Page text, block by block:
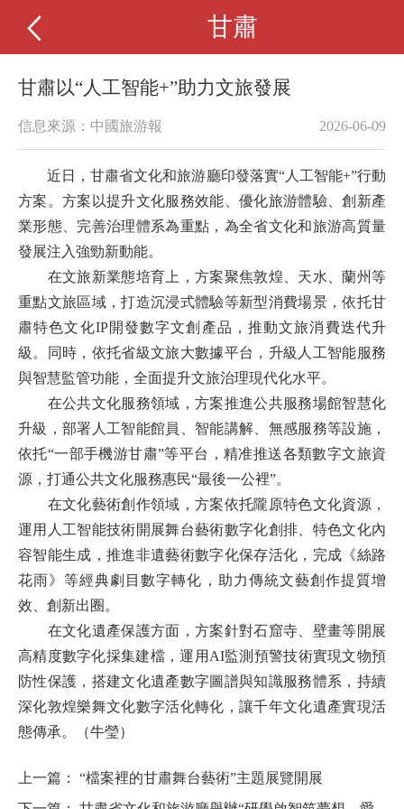
甘肅
甘肅以“人工智能+”助力文旅發展
信息來源：中國旅游報 2026-06-09
近日，甘肅省文化和旅游廳印發落實“人工智能+”行動
方案。方案以提升文化服務效能、優化旅游體驗、創新產
業形態、完善治理體系為重點，為全省文化和旅游高質量
發展注入強勁新動能。
在文旅新業態培育上，方案聚焦敦煌、天水、蘭州等
重點文旅區域，打造沉浸式體驗等新型消費場景，依托甘
肅特色文化IP開發數字文創產品，推動文旅消費迭代升
級。同時，依托省級文旅大數據平台，升級人工智能服務
與智慧監管功能，全面提升文旅治理現代化水平。
在公共文化服務領域，方案推進公共服務場館智慧化
升級，部署人工智能館員、智能講解、無感服務等設施，
依托“一部手機游甘肅”等平台，精准推送各類數字文旅資
源，打通公共文化服務惠民“最後一公裡”。
在文化藝術創作領域，方案依托隴原特色文化資源，
運用人工智能技術開展舞台藝術數字化創排、特色文化內
容智能生成，推進非遺藝術數字化保存活化，完成《絲路
花雨》等經典劇目數字轉化，助力傳統文藝創作提質增
效、創新出圈。
在文化遺產保護方面，方案針對石窟寺、壁畫等開展
高精度數字化採集建檔，運用AI監測預警技術實現文物預
防性保護，搭建文化遺產數字圖譜與知識服務體系，持續
深化敦煌樂舞文化數字活化轉化，讓千年文化遺產實現活
態傳承。（牛瑩）
上一篇： “檔案裡的甘肅舞台藝術”主題展覽開展